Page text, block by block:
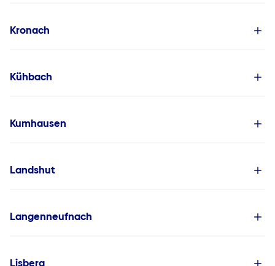
Kronach
Kühbach
Kumhausen
Landshut
Langenneufnach